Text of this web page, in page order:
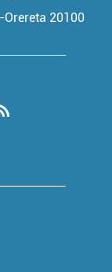
20100